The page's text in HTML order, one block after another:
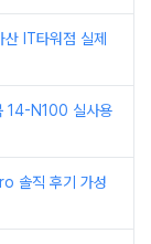
IT타워점 실제
14-N100 실사용
솔직 후기 가성